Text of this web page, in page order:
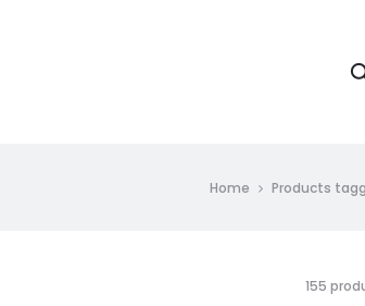
Home Products
155